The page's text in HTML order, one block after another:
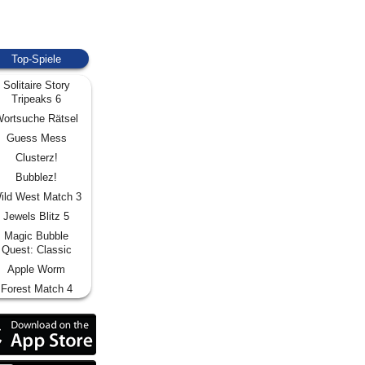
Top-Spiele
Solitaire Story
Tripeaks 6
Rätsel
Guess Mess
Clusterz!
Bubblez!
West Match 3
Jewels Blitz 5
Magic Bubble
Quest: Classic
Apple Worm
Forest Match 4